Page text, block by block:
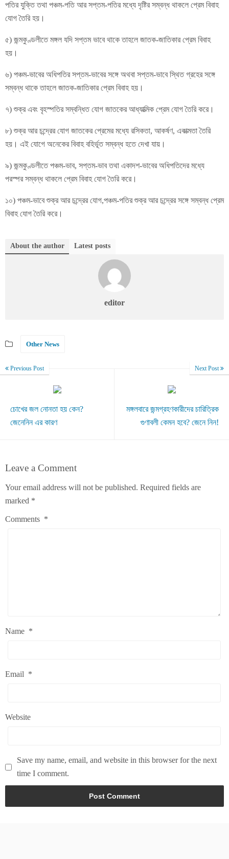
পতির যুক্তি তথা পঞ্চম-পতি আর সপ্তম-পতির মধ্যে দৃষ্টির সম্বন্ধ থাকলে প্রেম বিবাহ
যোগ তৈরি হয়।
৫) জন্মকুণ্ডলীতে মঙ্গল যদি সপ্তম ভাবে থাকে তাহলে জাতক-জাতিকার প্রেম বিবাহ
হয়।
৬) পঞ্চম-ভাবের অধিপতির সপ্তম-ভাবের সঙ্গে অথবা সপ্তম-ভাবে স্থিত গ্রহের সঙ্গে
সম্বন্ধ থাকে তাহলে জাতক-জাতিকার প্রেম বিবাহ হয়।
৭) শুক্র এবং বৃহস্পতির সম্বন্ধিত যোগ জাতকের আধ্যাত্মিক প্রেম যোগ তৈরি করে।
৮) শুক্র আর চন্দ্রের যোগ জাতকের প্রেমের মধ্যে রসিকতা, আকর্ষণ, একাত্মতা তৈরি
হয়। এই যোগে অনেকের বিবাহ বহির্ভূত সম্বন্ধ হতে দেখা যায়।
৯) জন্মকুণ্ডলীতে পঞ্চম-ভাব, সপ্তম-ভাব তথা একাদশ-ভাবের অধিপতিদের মধ্যে
পরস্পর সম্বন্ধ থাকলে প্রেম বিবাহ যোগ তৈরি করে।
১০) পঞ্চম-ভাবে শুক্র আর চন্দ্রের যোগ,পঞ্চম-পতির শুক্র আর চন্দ্রের সঙ্গে সম্বন্ধ প্রেম
বিবাহ যোগ তৈরি করে।
About the author Latest posts
editor
Other News
Previous Post
চোখের জল নোনতা হয় কেন?
জেনেনিন এর কারণ
Next Post
মঙ্গলবারে জন্মগ্রহণকারীদের চারিত্রিক
গুণাবলী কেমন হবে? জেনে নিন!
Leave a Comment
Your email address will not be published. Required fields are
marked *
Comments *
Name *
Email *
Website
Save my name, email, and website in this browser for the next
time I comment.